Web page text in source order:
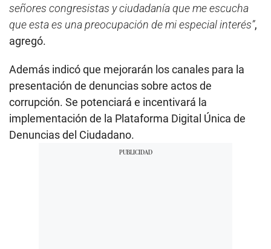
señores congresistas y ciudadanía que me escucha
que esta es una preocupación de mi especial interés”,
agregó.
Además indicó que mejorarán los canales para la
presentación de denuncias sobre actos de
corrupción. Se potenciará e incentivará la
implementación de la Plataforma Digital Única de
Denuncias del Ciudadano.